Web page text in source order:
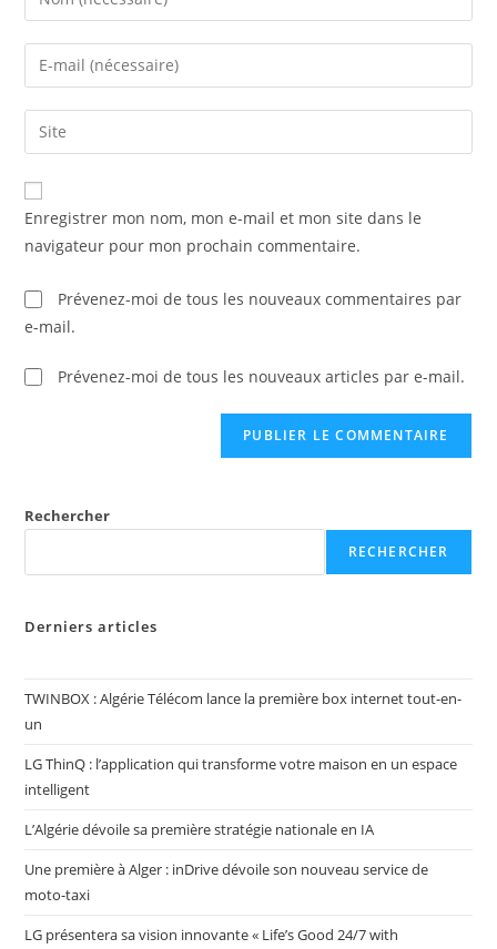
your
name
comment
Enter
your
email
address
comment
Saisir
l’URL
de
votre
(facultatif)
Enregistrer mon nom, mon e-mail et mon site dans le
navigateur pour mon prochain commentaire.
Prévenez-moi de tous les nouveaux commentaires par
e-mail.
Prévenez-moi de tous les nouveaux articles par e-mail.
Rechercher
RECHERCHER
Derniers articles
TWINBOX : Algérie Télécom lance la première box internet tout-en-
un
LG ThinQ : l’application qui transforme votre maison en un espace
intelligent
L’Algérie dévoile sa première stratégie nationale en IA
Une première à Alger : inDrive dévoile son nouveau service de
moto-taxi
LG présentera sa vision innovante « Life’s Good 24/7 with